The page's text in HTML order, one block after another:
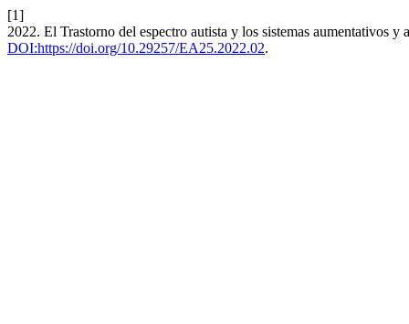
[1]
2022. El Trastorno del espectro autista y los sistemas aumentativos
DOI:https://doi.org/10.29257/EA25.2022.02.